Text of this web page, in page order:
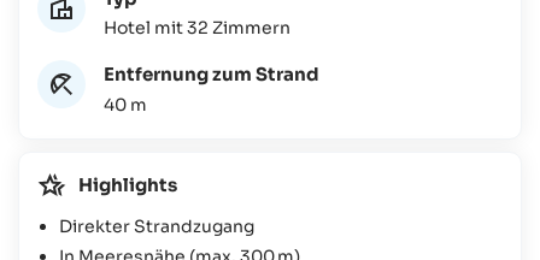
Hotel mit 32 Zimmern
Entfernung zum Strand
40 m
Highlights
Direkter Strandzugang